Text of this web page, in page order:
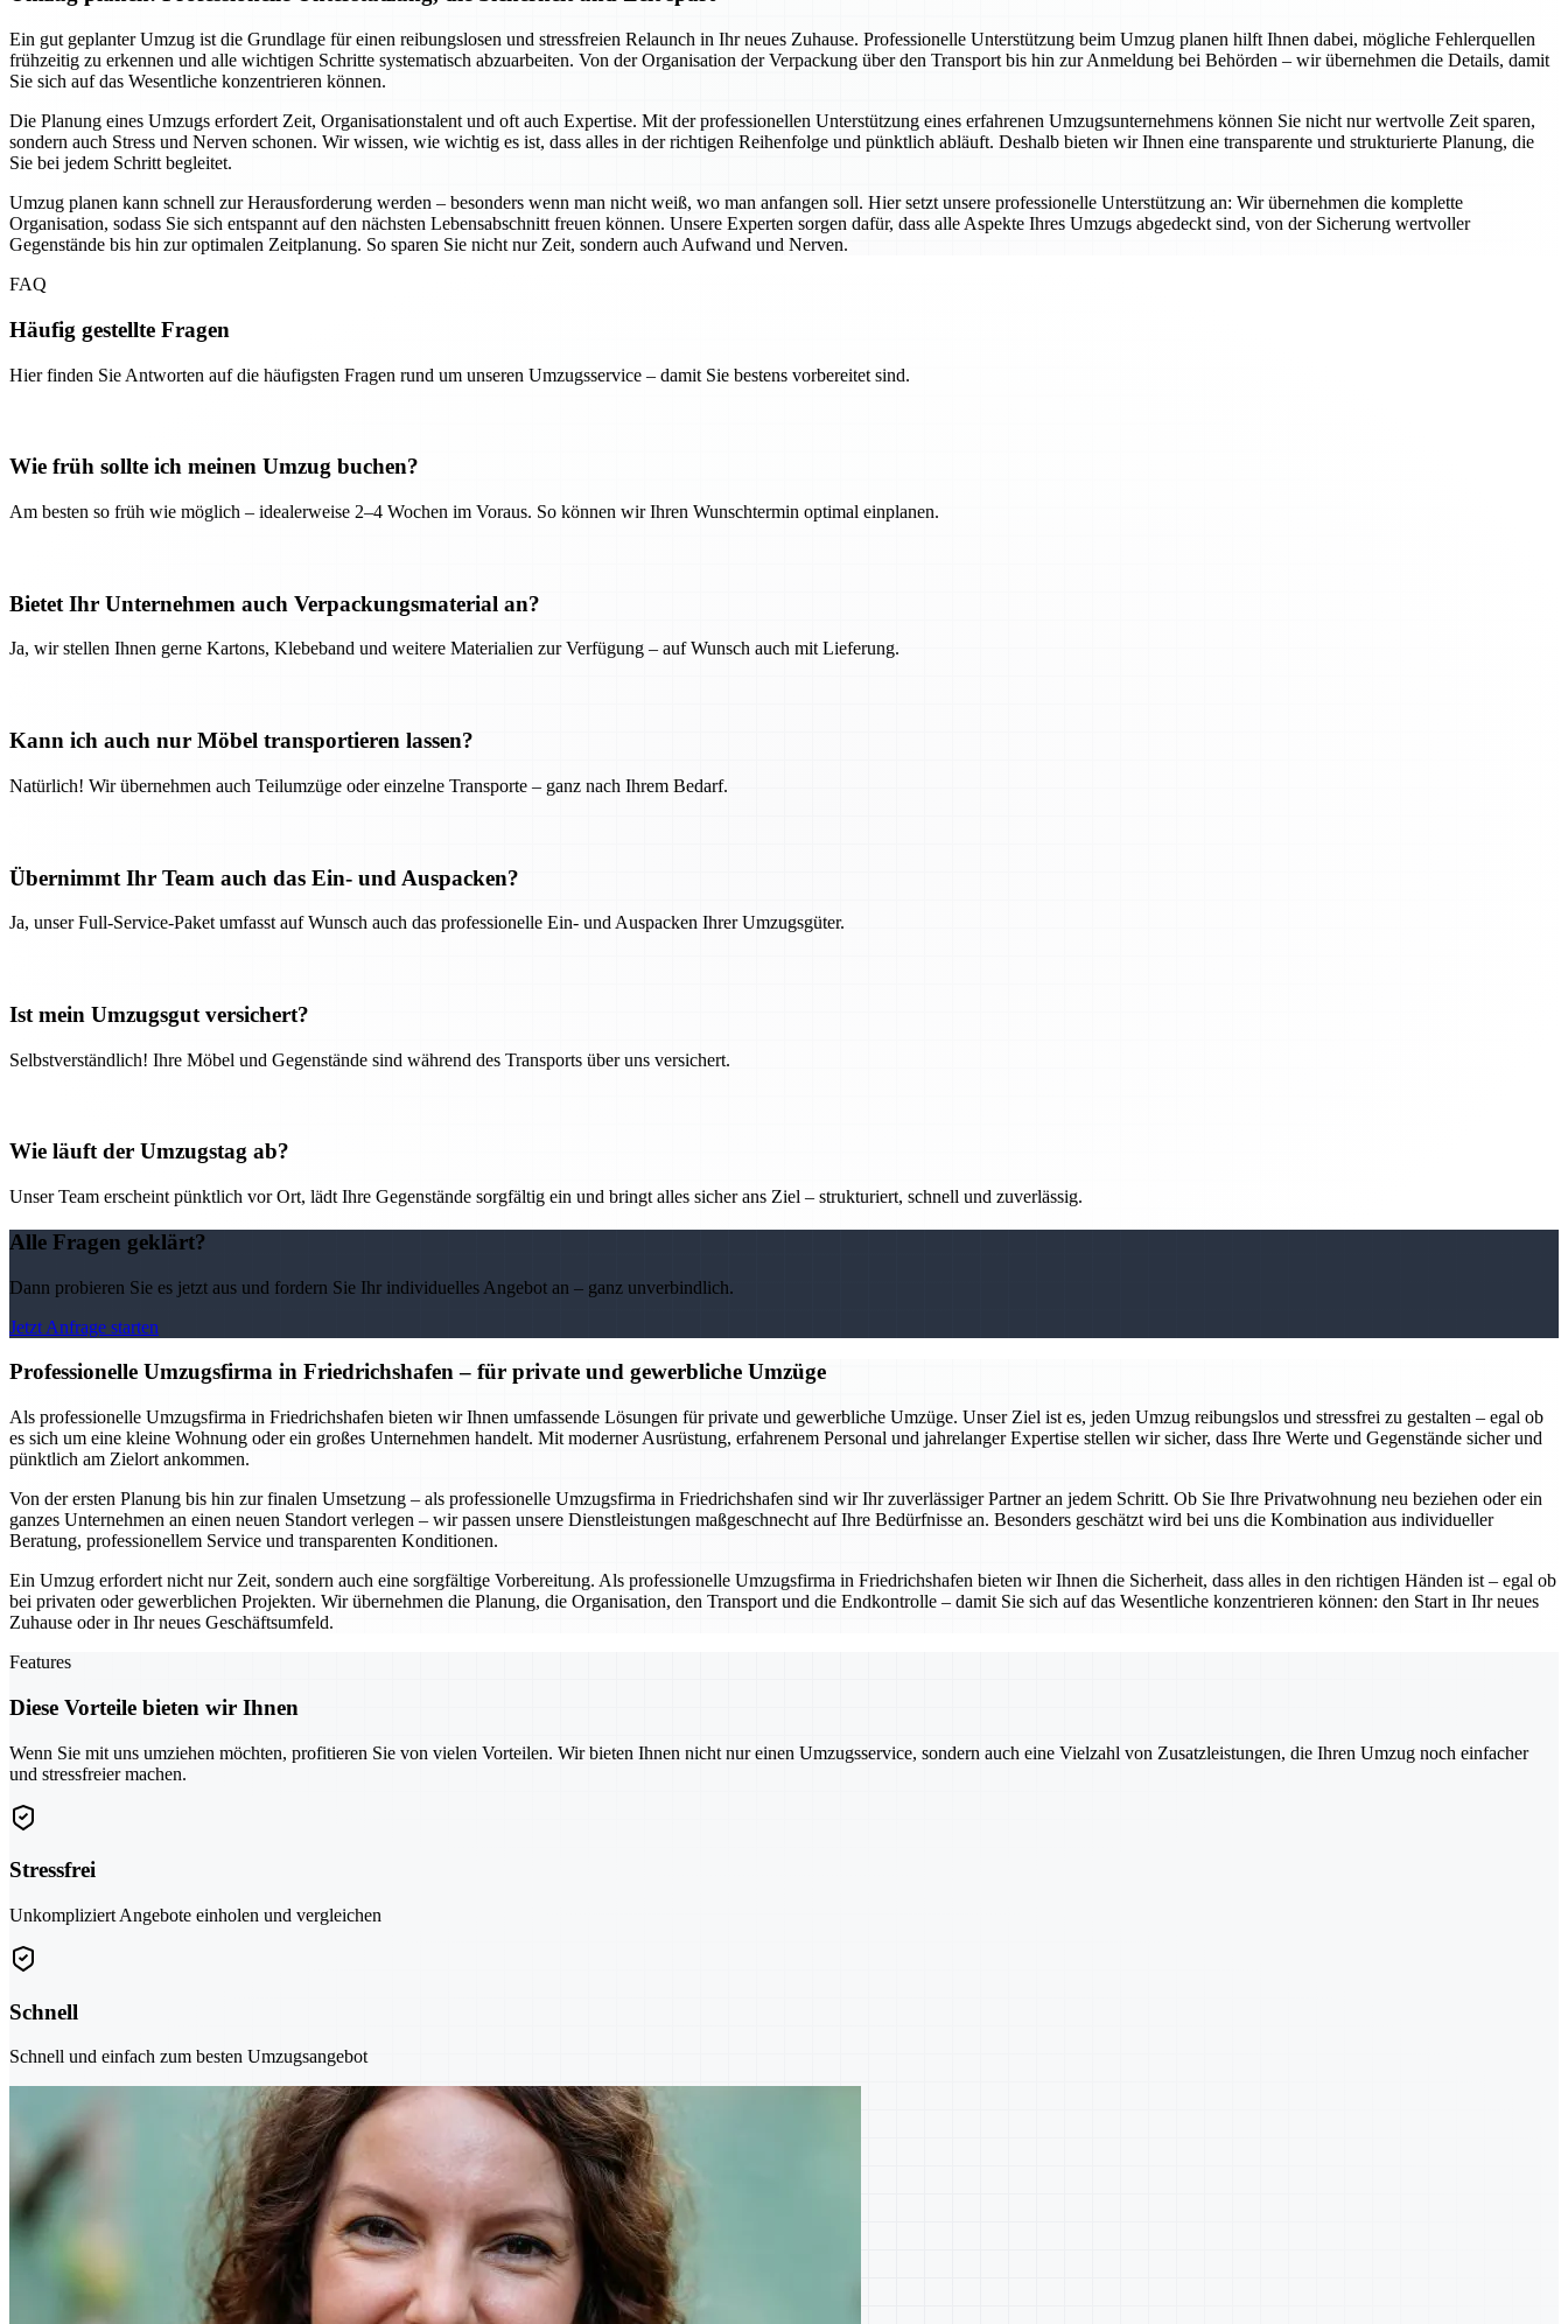
Ein gut geplanter Umzug ist die Grundlage für einen reibungslosen und stressfreien Relaunch in Ihr neues Zuhause. Professionelle Unterstützung beim Umzug planen hilft Ihnen dabei, mögliche Fehlerquellen
frühzeitig zu erkennen und alle wichtigen Schritte systematisch abzuarbeiten. Von der Organisation der Verpackung über den Transport bis hin zur Anmeldung bei Behörden – wir übernehmen die Details, damit
Sie sich auf das Wesentliche konzentrieren können.
Die Planung eines Umzugs erfordert Zeit, Organisationstalent und oft auch Expertise. Mit der professionellen Unterstützung eines erfahrenen Umzugsunternehmens können Sie nicht nur wertvolle Zeit sparen,
sondern auch Stress und Nerven schonen. Wir wissen, wie wichtig es ist, dass alles in der richtigen Reihenfolge und pünktlich abläuft. Deshalb bieten wir Ihnen eine transparente und strukturierte Planung, die
Sie bei jedem Schritt begleitet.
Umzug planen kann schnell zur Herausforderung werden – besonders wenn man nicht weiß, wo man anfangen soll. Hier setzt unsere professionelle Unterstützung an: Wir übernehmen die komplette
Organisation, sodass Sie sich entspannt auf den nächsten Lebensabschnitt freuen können. Unsere Experten sorgen dafür, dass alle Aspekte Ihres Umzugs abgedeckt sind, von der Sicherung wertvoller
Gegenstände bis hin zur optimalen Zeitplanung. So sparen Sie nicht nur Zeit, sondern auch Aufwand und Nerven.
FAQ
Häufig gestellte Fragen
Hier finden Sie Antworten auf die häufigsten Fragen rund um unseren Umzugsservice – damit Sie bestens vorbereitet sind.
Wie früh sollte ich meinen Umzug buchen?
Am besten so früh wie möglich – idealerweise 2–4 Wochen im Voraus. So können wir Ihren Wunschtermin optimal einplanen.
Bietet Ihr Unternehmen auch Verpackungsmaterial an?
Ja, wir stellen Ihnen gerne Kartons, Klebeband und weitere Materialien zur Verfügung – auf Wunsch auch mit Lieferung.
Kann ich auch nur Möbel transportieren lassen?
Natürlich! Wir übernehmen auch Teilumzüge oder einzelne Transporte – ganz nach Ihrem Bedarf.
Übernimmt Ihr Team auch das Ein- und Auspacken?
Ja, unser Full-Service-Paket umfasst auf Wunsch auch das professionelle Ein- und Auspacken Ihrer Umzugsgüter.
Ist mein Umzugsgut versichert?
Selbstverständlich! Ihre Möbel und Gegenstände sind während des Transports über uns versichert.
Wie läuft der Umzugstag ab?
Unser Team erscheint pünktlich vor Ort, lädt Ihre Gegenstände sorgfältig ein und bringt alles sicher ans Ziel – strukturiert, schnell und zuverlässig.
Alle Fragen geklärt?
Dann probieren Sie es jetzt aus und fordern Sie Ihr individuelles Angebot an – ganz unverbindlich.
Jetzt Anfrage starten
Professionelle Umzugsfirma in Friedrichshafen – für private und gewerbliche Umzüge
Als professionelle Umzugsfirma in Friedrichshafen bieten wir Ihnen umfassende Lösungen für private und gewerbliche Umzüge. Unser Ziel ist es, jeden Umzug reibungslos und stressfrei zu gestalten – egal ob
es sich um eine kleine Wohnung oder ein großes Unternehmen handelt. Mit moderner Ausrüstung, erfahrenem Personal und jahrelanger Expertise stellen wir sicher, dass Ihre Werte und Gegenstände sicher und
pünktlich am Zielort ankommen.
Von der ersten Planung bis hin zur finalen Umsetzung – als professionelle Umzugsfirma in Friedrichshafen sind wir Ihr zuverlässiger Partner an jedem Schritt. Ob Sie Ihre Privatwohnung neu beziehen oder ein
ganzes Unternehmen an einen neuen Standort verlegen – wir passen unsere Dienstleistungen maßgeschnecht auf Ihre Bedürfnisse an. Besonders geschätzt wird bei uns die Kombination aus individueller
Beratung, professionellem Service und transparenten Konditionen.
Ein Umzug erfordert nicht nur Zeit, sondern auch eine sorgfältige Vorbereitung. Als professionelle Umzugsfirma in Friedrichshafen bieten wir Ihnen die Sicherheit, dass alles in den richtigen Händen ist – egal ob
bei privaten oder gewerblichen Projekten. Wir übernehmen die Planung, die Organisation, den Transport und die Endkontrolle – damit Sie sich auf das Wesentliche konzentrieren können: den Start in Ihr neues
Zuhause oder in Ihr neues Geschäftsumfeld.
Features
Diese Vorteile bieten wir Ihnen
Wenn Sie mit uns umziehen möchten, profitieren Sie von vielen Vorteilen. Wir bieten Ihnen nicht nur einen Umzugsservice, sondern auch eine Vielzahl von Zusatzleistungen, die Ihren Umzug noch einfacher
und stressfreier machen.
Stressfrei
Unkompliziert Angebote einholen und vergleichen
Schnell
Schnell und einfach zum besten Umzugsangebot